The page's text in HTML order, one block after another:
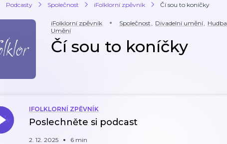
Podcasty Společnost iFolklorní zpěvník Čí sou to koníčky
iFolklorní zpěvník Společnost, Divadelní umění, Hudba
Umění
Čí sou to koníčky
IFOLKLORNÍ ZPĚVNÍK
Poslechněte si podcast
2. 12. 2025 6 min